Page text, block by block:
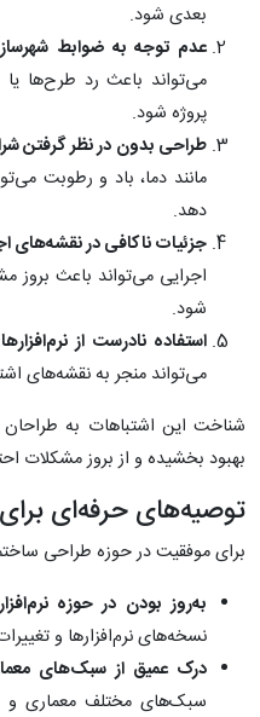
بعدی شود.
عدم توجه به ضوابط
می‌تواند باعث رد طرح‌ها
پروژه شود.
طراحی بدون در نظر گرفتن
مانند دما، باد و رطوبت
دهد.
جزئیات ناکافی در نقشه‌های
اجرایی می‌تواند باعث
شود.
استفاده نادرست از نرم‌افزارها
می‌تواند منجر به نقشه‌های
شناخت این اشتباهات به
بهبود بخشیده و از بروز مشکلات
توصیه‌های حرفه‌ای
برای موفقیت در حوزه طراحی
به‌روز بودن در حوزه
نسخه‌های نرم‌افزارها و
درک عمیق از سبک‌های
سبک‌های مختلف معماری و